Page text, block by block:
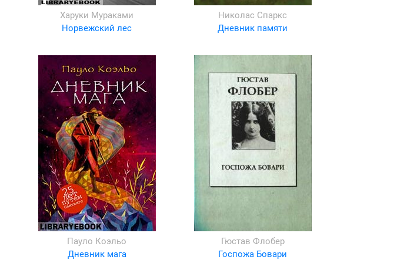
Харуки Мураками
Норвежский лес
Николас Спаркс
Дневник памяти
Пауло Коэльо
Дневник мага
Гюстав Флобер
Госпожа Бовари